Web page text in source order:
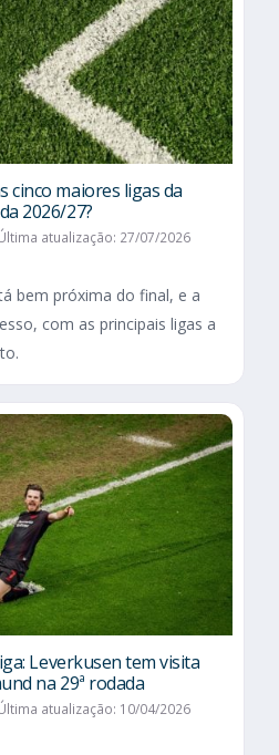
cinco maiores ligas da
2026/27?
atualização: 27/07/2026
bem próxima do final, e a
com as principais ligas a
Leverkusen tem visita
na 29ª rodada
atualização: 10/04/2026